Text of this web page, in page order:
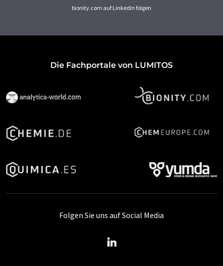
bionity.com auf LinkedIn folgen
Die Fachportale von LUMITOS
Folgen Sie uns auf Social Media